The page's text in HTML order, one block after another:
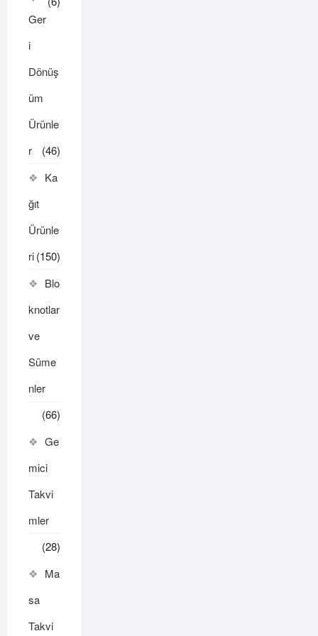
Ger
i
Dönüş
üm
Ürünle
r
(46)
Ka
ğıt
Ürünle
ri(150)
Blo
knotlar
ve
Süme
nler
(66)
Ge
mici
Takvi
mler
(28)
Ma
sa
Takvi